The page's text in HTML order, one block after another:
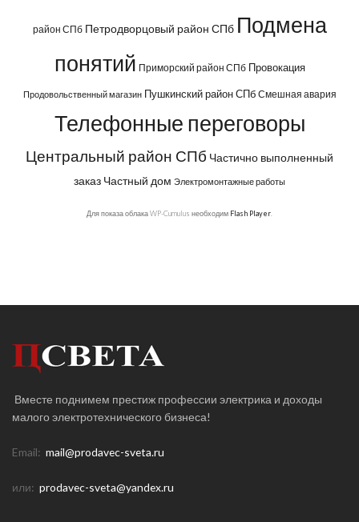
район СПб Петродворцовый район СПб Подмена
понятий Приморский район СПб Провокация
Продовольственный магазин Пушкинский район СПб Смешная авария
Телефонные переговоры
Центральный район СПб Частично выполненный
заказ Частный дом Электромонтажные работы
Для показа облака WP-Cumulus необходим Flash Player
Вместе поднимем престиж профессии электрика и доходы
малого электротехнического бизнеса!
Email: mail@prodavec-sveta.ru
или: prodavec-sveta@yandex.ru